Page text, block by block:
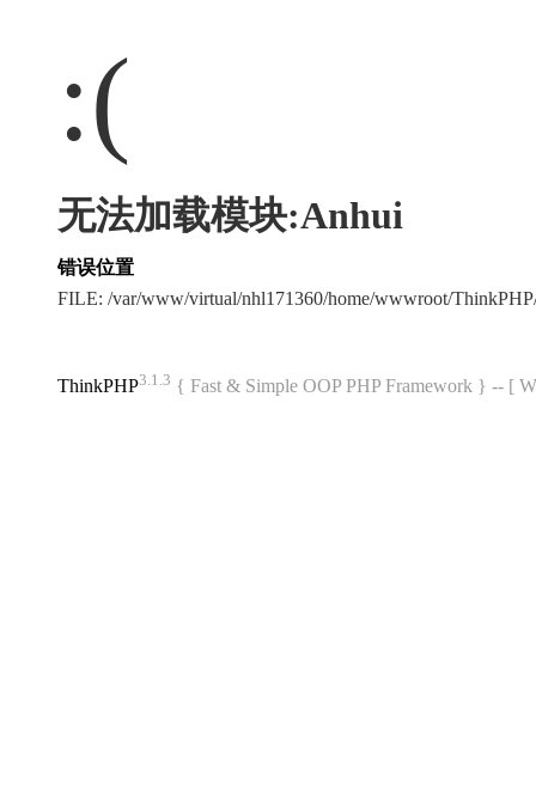
:(
无法加载模块:Anhui
错误位置
FILE: /var/www/virtual/nhl171360/home/wwwroot/
ThinkPHP3.1.3 { Fast & Simple OOP PHP Framework } -- [